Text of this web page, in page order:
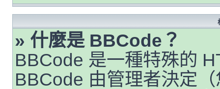
» 什麼是 BBCode？
BBCode 是一種特殊的
BBCode 由管理者決定